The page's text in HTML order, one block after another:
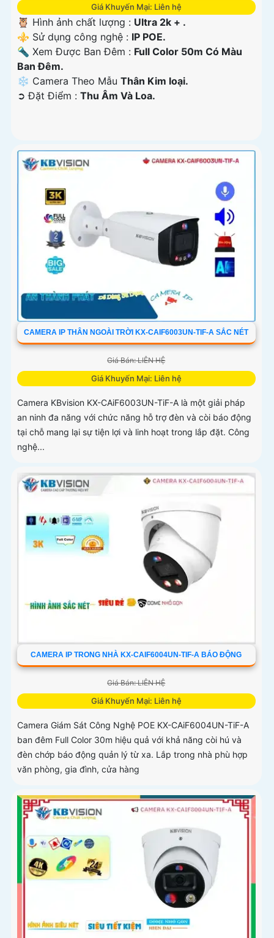
Giá Khuyến Mại: Liên hệ
🦉 Hình ảnh chất lượng : Ultra 2k + .
⚜️ Sử dụng công nghệ : IP POE.
🔦 Xem Được Ban Đêm : Full Color 50m Có Màu
Ban Ðêm.
❄ Camera Theo Mẫu Thân Kim loại.
️➲ Đặt Điểm : Thu Âm Và Loa.
CAMERA IP THÂN NGOÀI TRỜI KX-CAIF6003UN-TIF-A SẮC NÉT
Giá Bán: LIÊN HỆ
Giá Khuyến Mại: Liên hệ
Camera KBvision KX-CAiF6003UN-TiF-A là một giải pháp
an ninh đa năng với chức năng hỗ trợ đèn và còi báo động
tại chỗ mang lại sự tiện lợi và linh hoạt trong lắp đặt. Công
nghệ...
CAMERA IP TRONG NHÀ KX-CAIF6004UN-TIF-A BÁO ĐỘNG
Giá Bán: LIÊN HỆ
Giá Khuyến Mại: Liên hệ
Camera Giám Sát Công Nghệ POE KX-CAiF6004UN-TiF-A
ban đêm Full Color 30m hiệu quả với khả năng còi hú và
đèn chớp báo động quản lý từ xa. Lắp trong nhà phù hợp
văn phòng, gia đình, cửa hàng